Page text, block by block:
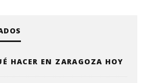
HACER EN ZARAGOZA HOY